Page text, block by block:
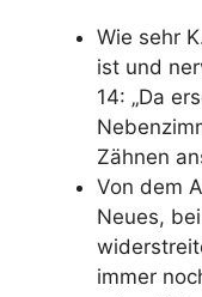
Wie sehr
ist und
14: „Da
Zähnen
Von dem
Neues,
immer